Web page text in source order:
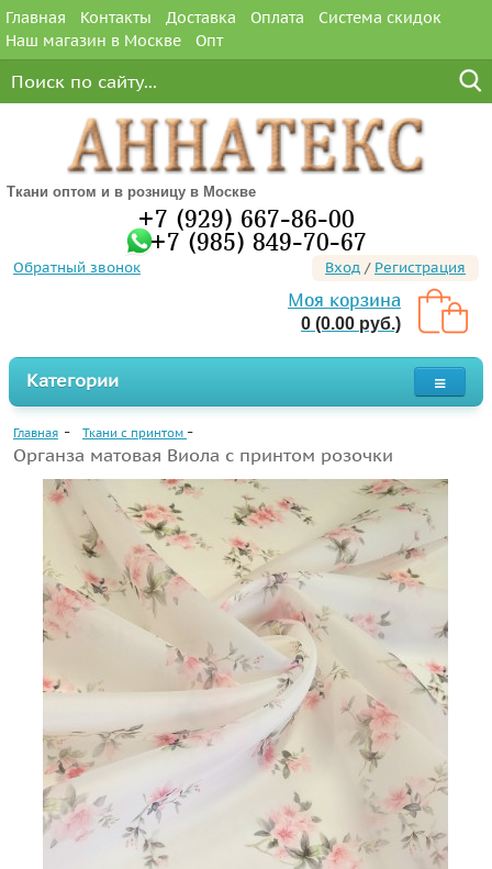
Главная Контакты Доставка Оплата
Система скидок
Наш магазин в Москве
Опт
Ткани оптом и в розницу в Москве
+7 (929) 667-86-00
+7 (985) 849-70-67
Обратный звонок Вход / Регистрация
Моя корзина
0 (0.00 руб.)
Категории
Главная Ткани с принтом
Органза матовая Виола с принтом розочки